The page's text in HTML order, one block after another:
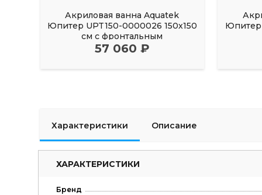
Акриловая ванна Aquatek
Юпитер UPT150-0000026 150х150
см с фронтальным
57 060 ₽
Юпитер
Характеристики Описание
ХАРАКТЕРИСТИКИ
Бренд